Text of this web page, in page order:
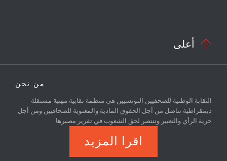
 أعلى
من نحن
النقابة الوطنية للصحفيين التونسيين هي منظمة نقابية مهنية مستقلة
ديمقراطية تناضل من أجل الحقوق المادية والمعنوية للصحافيين ومن أجل
حرية الرأي والتعبير وتنتصر لحق الشعوب في تقرير مصيرها
اقرا المزيد